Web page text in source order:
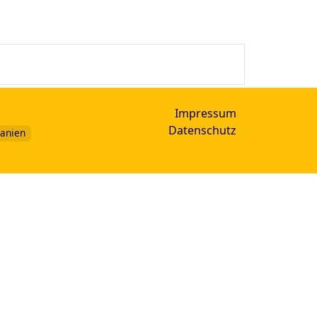
Impressum
Datenschutz